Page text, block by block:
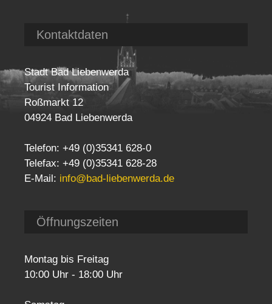
Kontaktdaten
Stadt Bad Liebenwerda
Tourist Information
Roßmarkt 12
04924 Bad Liebenwerda
Telefon: +49 (0)35341 628-0
Telefax: +49 (0)35341 628-28
E-Mail: info@bad-liebenwerda.de
Öffnungszeiten
Montag bis Freitag
10:00 Uhr - 18:00 Uhr